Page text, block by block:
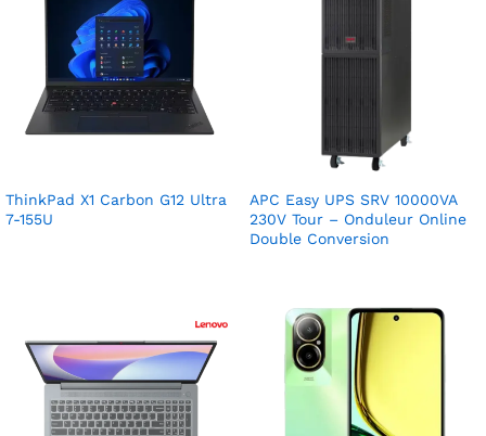
ThinkPad X1 Carbon G12 Ultra
7-155U
APC Easy UPS SRV 10000VA
230V Tour – Onduleur Online
Double Conversion